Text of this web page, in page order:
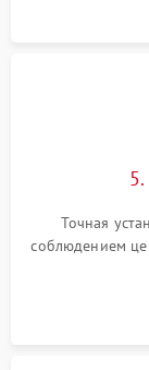
Точная
соблюдением
нанесение
и